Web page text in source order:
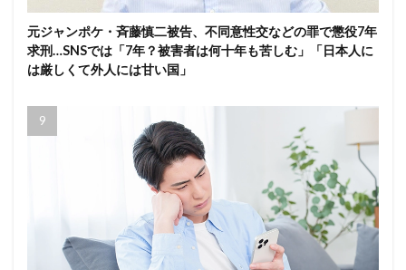
元ジャンポケ・斉藤慎二被告、不同意性交などの罪で懲役7年
求刑…SNSでは「7年？被害者は何十年も苦しむ」「日本人に
は厳しくて外人には甘い国」